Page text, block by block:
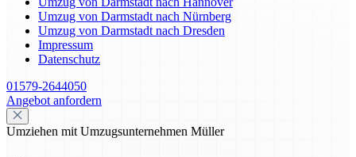
Umzug von Darmstadt nach Nürnberg
Umzug von Darmstadt nach Dresden
Impressum
Datenschutz
01579-2644050
Angebot anfordern
Umziehen mit Umzugsunternehmen Müller